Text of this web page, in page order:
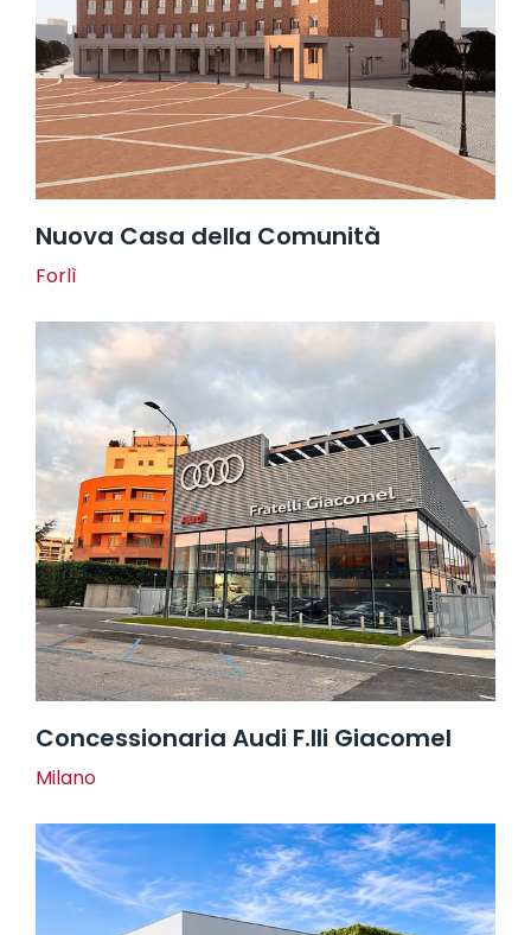
Nuova Casa della Comunità
Forlì
Concessionaria Audi F.lli Giacomel
Milano